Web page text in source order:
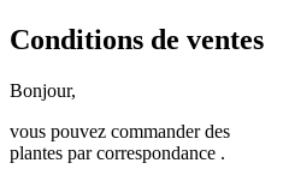
Conditions de ventes
Bonjour,
vous pouvez commander des
plantes par correspondance .